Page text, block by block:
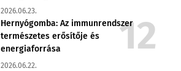
2026.06.23.
Hernyógomba: Az immunrendszer
természetes erősítője és
energiaforrása
2026.06.22.